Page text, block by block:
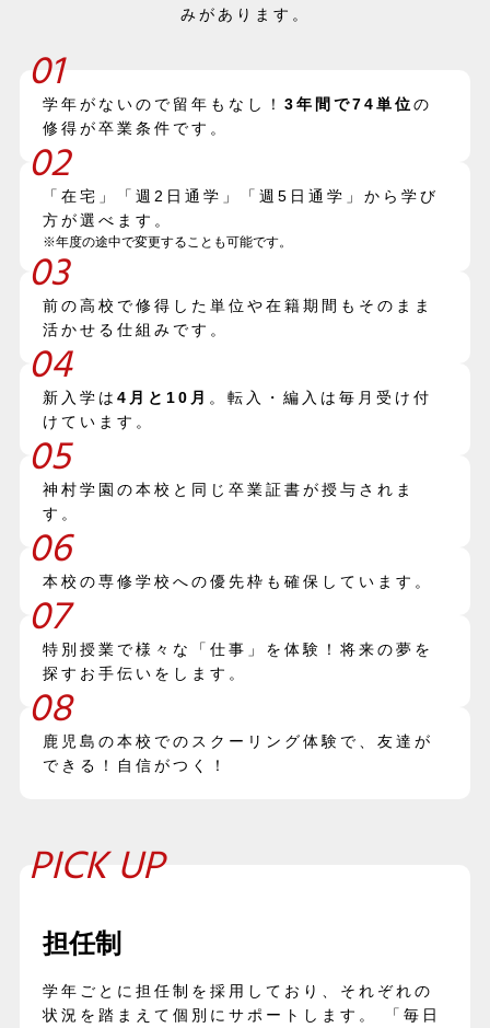
みがあります。
01
学年がないので留年もなし！ 3年間で74単位の
修得が卒業条件です。
02
「在宅」「週2日通学」「週5日通学」から学び
方が選べます。
※年度の途中で変更することも可能です。
03
前の高校で修得した単位や在籍期間もそのまま
活かせる仕組みです。
04
新入学は 4月と10月 。転入・編入は毎月受け付
けています。
05
神村学園の本校と同じ卒業証書が授与されま
す。
06
本校の専修学校への優先枠も確保しています。
07
特別授業で様々な「仕事」を体験！将来の夢を
探すお手伝いをします。
08
鹿児島の本校でのスクーリング体験で、友達が
できる！自信がつく！
PICK UP
担任制
学年ごとに担任制を採用しており、それぞれの
状況を踏まえて個別にサポートします。 「毎日